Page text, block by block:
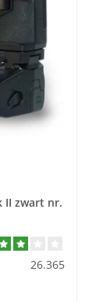
II zwart nr.
26.365